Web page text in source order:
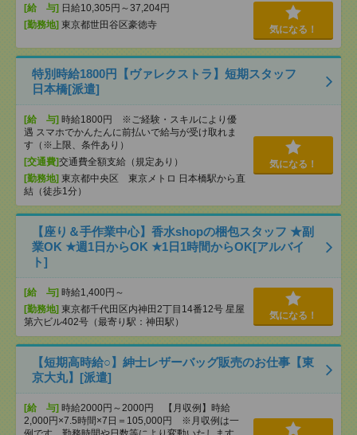
[給 与] 日給10,305円～37,204円
[勤務地] 東京都世田谷区豪徳寺 気になる！
特別時給1800円【ヴァレクストラ】短期スタッフ
日本橋[派遣]
[給 与] 時給1800円 ※ご経験・スキルにより優
遇 スマホでかんたんに前払いで給与が受け取れま
す（※上限、条件あり）
[交通費]交通費全額支給（規定あり）
[勤務地] 東京都中央区 東京メトロ 日本橋駅から直
結（徒歩1分）
気になる！
【座り＆手作業中心】香水shopの梱包スタッフ ★副
業OK ★週1日からOK ★1日1時間からOK[アルバイ
ト]
[給 与] 時給1,400円～
[勤務地] 東京都千代田区内神田2丁目14番12号 星屋
第六ビル402号（最寄り駅：神田駅）
気になる！
【短期高時給○】紳士レザーバッグ販売のお仕事【東
京大丸】[派遣]
[給 与] 時給2000円～2000円 【月収例】時給
2,000円×7.5時間×7日＝105,000円 ※月収例は一